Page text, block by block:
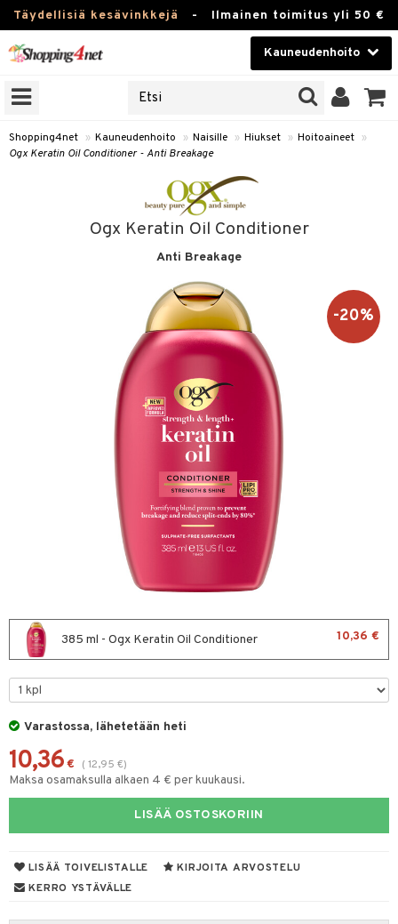
Täydellisiä kesävinkkejä - Ilmainen toimitus yli 50 €
Kauneudenhoito
Kauneudenhoito
Piilolinssit
Lelut, Lapsi & Vauva
Shopping4net » Kauneudenhoito » Naisille » Hiukset » Hoitoaineet »
Ogx Keratin Oil Conditioner - Anti Breakage
Ogx Keratin Oil Conditioner
Anti Breakage
-20%
385 ml - Ogx Keratin Oil Conditioner 10,36 €
Varastossa, lähetetään heti
10,36 € ( 12,95 €)
Maksa osamaksulla alkaen 4 € per kuukausi.
LISÄÄ OSTOSKORIIN
LISÄÄ TOIVELISTALLE
KIRJOITA ARVOSTELU
KERRO YSTÄVÄLLE
& Antifrizz
tuotteet
& Geeli
tuotteet
Set
& Highlighter
de toilette